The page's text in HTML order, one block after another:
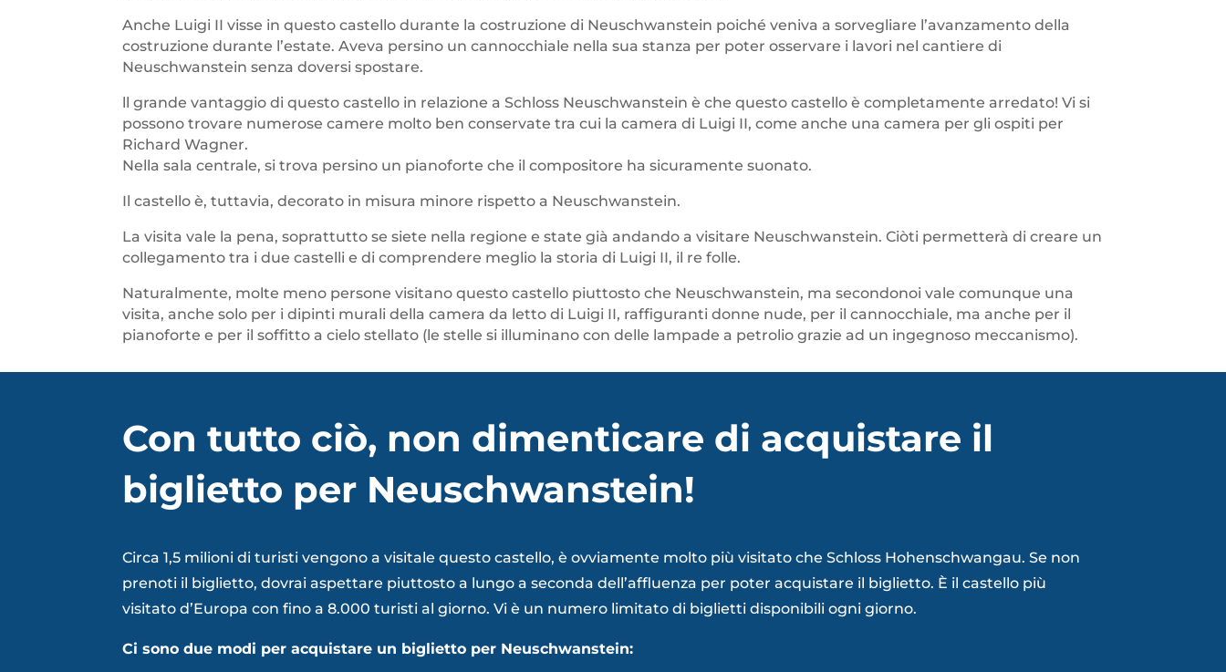
Anche Luigi II visse in questo castello durante la costruzione di Neuschwanstein poiché veniva a sorvegliare l’avanzamento della
costruzione durante l’estate. Aveva persino un cannocchiale nella sua stanza per poter osservare i lavori nel cantiere di
Neuschwanstein senza doversi spostare.
ll grande vantaggio di questo castello in relazione a Schloss Neuschwanstein è che questo castello è completamente arredato! Vi si
possono trovare numerose camere molto ben conservate tra cui la camera di Luigi II, come anche una camera per gli ospiti per
Richard Wagner.
Nella sala centrale, si trova persino un pianoforte che il compositore ha sicuramente suonato.
Il castello è, tuttavia, decorato in misura minore rispetto a Neuschwanstein.
La visita vale la pena, soprattutto se siete nella regione e state già andando a visitare Neuschwanstein. Ciòti permetterà di creare un
collegamento tra i due castelli e di comprendere meglio la storia di Luigi II, il re folle.
Naturalmente, molte meno persone visitano questo castello piuttosto che Neuschwanstein, ma secondonoi vale comunque una
visita, anche solo per i dipinti murali della camera da letto di Luigi II, raffiguranti donne nude, per il cannocchiale, ma anche per il
pianoforte e per il soffitto a cielo stellato (le stelle si illuminano con delle lampade a petrolio grazie ad un ingegnoso meccanismo).
Con tutto ciò, non dimenticare di acquistare il
biglietto per Neuschwanstein!
Circa 1,5 milioni di turisti vengono a visitale questo castello, è ovviamente molto più visitato che Schloss Hohenschwangau. Se non
prenoti il biglietto, dovrai aspettare piuttosto a lungo a seconda dell’affluenza per poter acquistare il biglietto. È il castello più
visitato d’Europa con fino a 8.000 turisti al giorno. Vi è un numero limitato di biglietti disponibili ogni giorno.
Ci sono due modi per acquistare un biglietto per Neuschwanstein: